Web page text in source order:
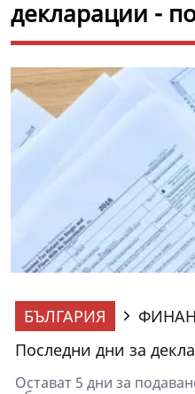
декларации -
БЪЛГАРИЯ
Последни дни за
Остават 5 дни за